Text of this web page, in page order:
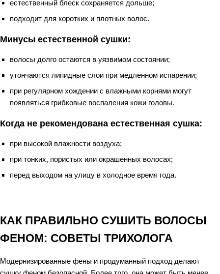
естественный блеск сохраняется дольше;
подходит для коротких и плотных волос.
Минусы естественной сушки:
волосы долго остаются в уязвимом состоянии;
утончаются липидные слои при медленном испарении;
при регулярном хождении с влажными корнями могут
появляться грибковые воспаления кожи головы.
Когда не рекомендована естественная сушка:
при высокой влажности воздуха;
при тонких, пористых или окрашенных волосах;
перед выходом на улицу в холодное время года.
КАК ПРАВИЛЬНО СУШИТЬ ВОЛОСЫ
ФЕНОМ: СОВЕТЫ ТРИХОЛОГА
Модернизированные фены и продуманный подход делают